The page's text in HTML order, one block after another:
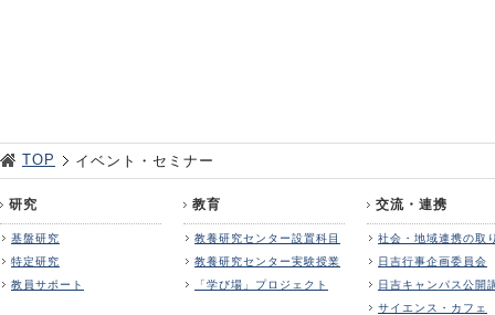
TOP イベント・セミナー
研究
基盤研究
特定研究
教員サポート
教育
教養研究センター設置科目
教養研究センター実験授業
「学び場」プロジェクト
交流・連携
社会・地域連携の取
日吉行事企画委員会
日吉キャンパス公開
サイエンス・カフェ